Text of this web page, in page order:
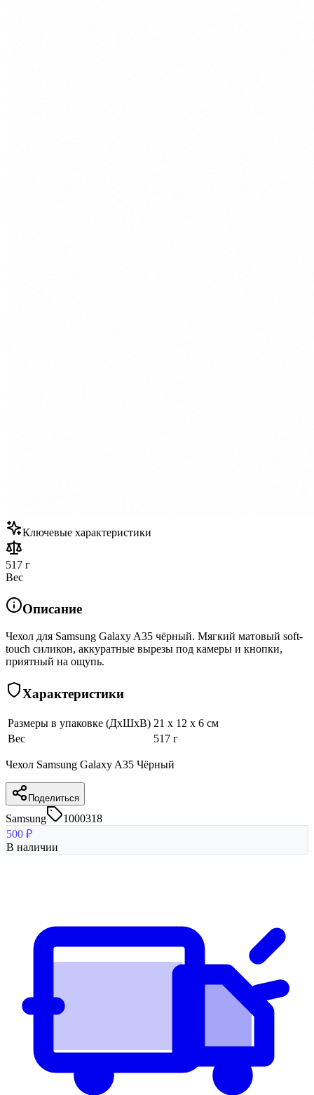
Ключевые характеристики
517 г
Вес
Описание
Чехол для Samsung Galaxy A35 чёрный. Мягкий матовый soft-
touch силикон, аккуратные вырезы под камеры и кнопки,
приятный на ощупь.
Характеристики
Размеры в упаковке (ДхШхВ) 21 x 12 x 6 см
Вес
517 г
Чехол Samsung Galaxy A35 Чёрный
Поделиться
Samsung
1000318
500 ₽
В наличии